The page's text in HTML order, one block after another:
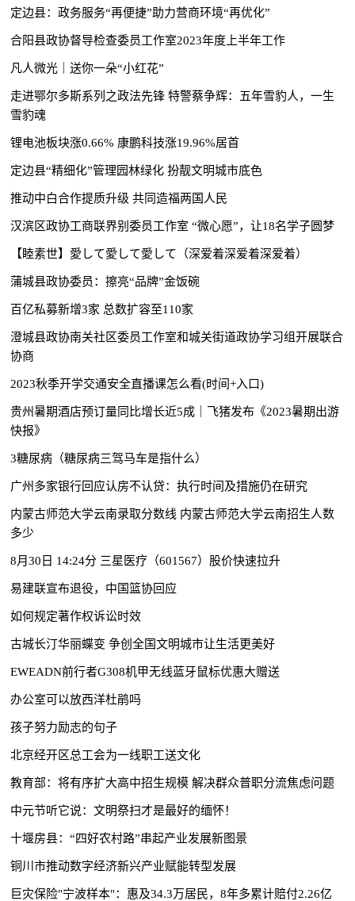
定边县：政务服务“再便捷”助力营商环境“再优化”
合阳县政协督导检查委员工作室2023年度上半年工作
凡人微光｜送你一朵“小红花”
走进鄂尔多斯系列之政法先锋 特警蔡争辉：五年雪豹人，一生
雪豹魂
锂电池板块涨0.66% 康鹏科技涨19.96%居首
定边县“精细化”管理园林绿化 扮靓文明城市底色
推动中白合作提质升级 共同造福两国人民
汉滨区政协工商联界别委员工作室 “微心愿”，让18名学子圆梦
【睦素世】愛して愛して愛して（深爱着深爱着深爱着）
蒲城县政协委员：擦亮“品牌”金饭碗
百亿私募新增3家 总数扩容至110家
澄城县政协南关社区委员工作室和城关街道政协学习组开展联合
协商
2023秋季开学交通安全直播课怎么看(时间+入口)
贵州暑期酒店预订量同比增长近5成｜飞猪发布《2023暑期出游
快报》
3糖尿病（糖尿病三驾马车是指什么）
广州多家银行回应认房不认贷：执行时间及措施仍在研究
内蒙古师范大学云南录取分数线 内蒙古师范大学云南招生人数
多少
8月30日 14:24分 三星医疗（601567）股价快速拉升
易建联宣布退役，中国篮协回应
如何规定著作权诉讼时效
古城长汀华丽蝶变 争创全国文明城市让生活更美好
EWEADN前行者G308机甲无线蓝牙鼠标优惠大赠送
办公室可以放西洋杜鹃吗
孩子努力励志的句子
北京经开区总工会为一线职工送文化
教育部：将有序扩大高中招生规模 解决群众普职分流焦虑问题
中元节听它说：文明祭扫才是最好的缅怀！
十堰房县：“四好农村路”串起产业发展新图景
铜川市推动数字经济新兴产业赋能转型发展
巨灾保险"宁波样本"：惠及34.3万居民，8年多累计赔付2.26亿